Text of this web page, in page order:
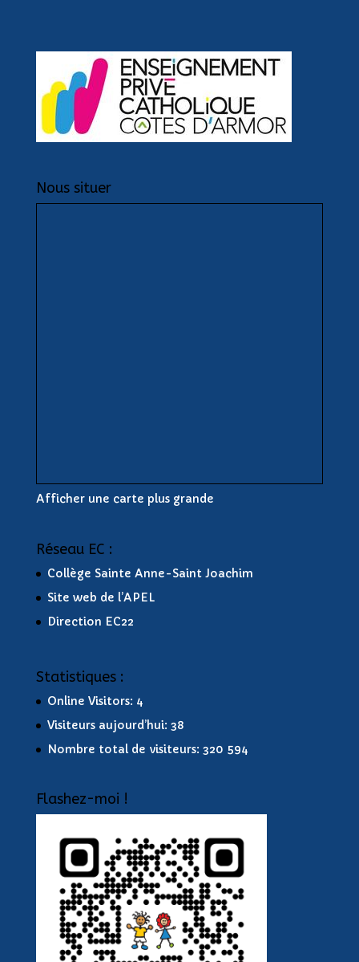
Nous situer
Afficher une carte plus grande
Réseau EC :
Collège Sainte Anne-Saint Joachim
Site web de l’APEL
Direction EC22
Statistiques :
Online Visitors: 4
Visiteurs aujourd’hui: 38
Nombre total de visiteurs: 320 594
Flashez-moi !